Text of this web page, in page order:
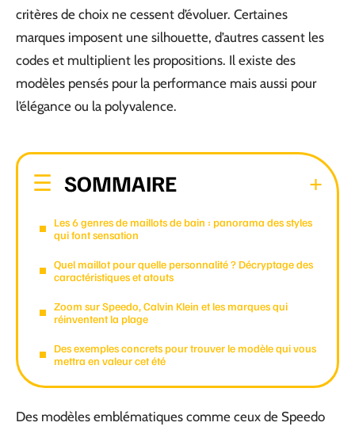
critères de choix ne cessent d’évoluer. Certaines
marques imposent une silhouette, d’autres cassent les
codes et multiplient les propositions. Il existe des
modèles pensés pour la performance mais aussi pour
l’élégance ou la polyvalence.
SOMMAIRE
Les 6 genres de maillots de bain : panorama des styles
qui font sensation
Quel maillot pour quelle personnalité ? Décryptage des
caractéristiques et atouts
Zoom sur Speedo, Calvin Klein et les marques qui
réinventent la plage
Des exemples concrets pour trouver le modèle qui vous
mettra en valeur cet été
Des modèles emblématiques comme ceux de Speedo